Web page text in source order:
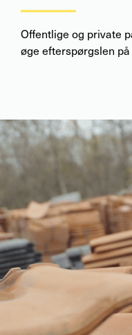
Offentlige og private
øge efterspørgslen